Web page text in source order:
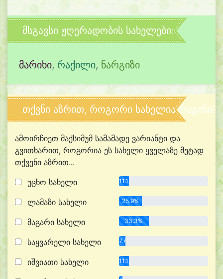
მსგავსი ჟღერადობის სახელები:
მარიხი, რაქილი, ნარგიზი
თქვნი აზრით, როგორი სახელია რაგინი?
ამოირჩიეთ მაქსიმუმ სამამადე ვარიანტი და
გვითხარით, როგორია ეს სახელი ყველაზე მეტად
თქვენი აზრით...
უცხო სახელი
11.1%
ლამაზი სახელი 25.9%
მაგარი სახელი 33.3%
საყვარელი სახელი 7.4%
იშვიათი სახელი 11.1%